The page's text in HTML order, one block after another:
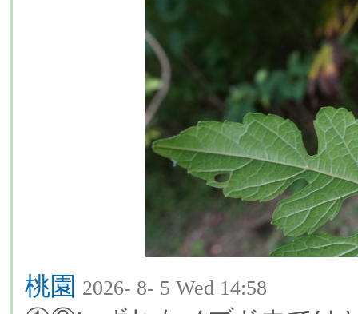
桃園 2026- 8- 5 Wed 14:58